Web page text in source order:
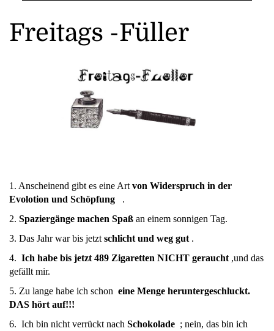
Freitags -Füller
1. Anscheinend gibt es eine Art von Widerspruch in der
Evolotion und Schöpfung
.
2. Spaziergänge machen Spaß an einem sonnigen Tag.
3. Das Jahr war bis jetzt schlicht und weg gut .
4. Ich habe bis jetzt 489 Zigaretten NICHT geraucht ,und das
gefällt mir.
5. Zu lange habe ich schon eine Menge heruntergeschluckt.
DAS hört auf!!!
6. Ich bin nicht verrückt nach Schokolade ; nein, das bin ich